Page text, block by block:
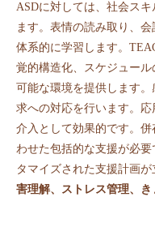
ASDに対しては、社会ス
ます。表情の読み取り、
体系的に学習します。
覚的構造化、スケジュー
可能な環境を提供します
求への対応を行います。
介入として効果的です。
わせた包括的な支援が必
タマイズされた支援計画が
害理解、ストレス管理、